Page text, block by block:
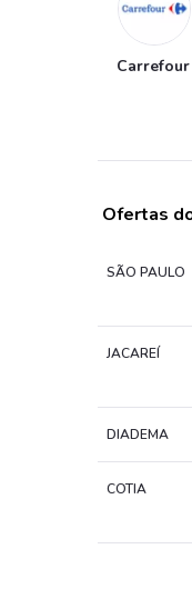
Carrefour
Ofertas
SÃO PAULO
JACAREÍ
DIADEMA
COTIA